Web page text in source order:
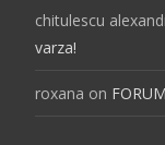
chitulescu
varza!
roxana on